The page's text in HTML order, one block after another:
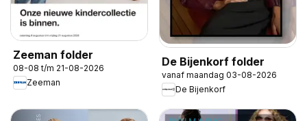
Zeeman folder
08-08 t/m 21-08-2026
Zeeman
De Bijenkorf folder
vanaf maandag 03-08-2026
De Bijenkorf